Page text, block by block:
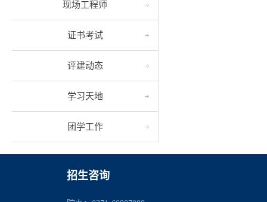
现场工程师
证书考试
评建动态
学习天地
团学工作
招生咨询